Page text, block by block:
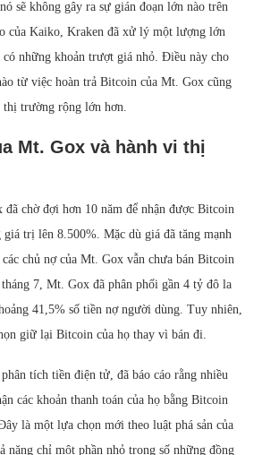
sẽ không gây ra sự gián đoạn lớn nào trên
của Kaiko, Kraken đã xử lý một lượng lớn
những khoản trượt giá nhỏ. Điều này cho
từ việc hoàn trả Bitcoin của Mt. Gox cũng
thị trường rộng lớn hơn.
Mt. Gox và hành vi thị
đã chờ đợi hơn 10 năm để nhận được Bitcoin
giá trị lên 8.500%. Mặc dù giá đã tăng mạnh
chủ nợ của Mt. Gox vẫn chưa bán Bitcoin
7, Mt. Gox đã phân phối gần 4 tỷ đô la
41,5% số tiền nợ người dùng. Tuy nhiên,
giữ lại Bitcoin của họ thay vì bán đi.
tích tiền điện tử, đã báo cáo rằng nhiều
các khoản thanh toán của họ bằng Bitcoin
là một lựa chọn mới theo luật phá sản của
năng chỉ một phần nhỏ trong số những đồng